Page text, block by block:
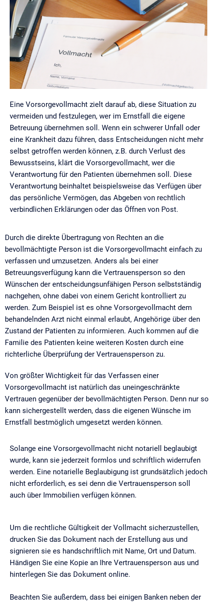
Eine Vorsorgevollmacht zielt darauf ab, diese Situation zu
vermeiden und festzulegen, wer im Ernstfall die eigene
Betreuung übernehmen soll. Wenn ein schwerer Unfall oder
eine Krankheit dazu führen, dass Entscheidungen nicht mehr
selbst getroffen werden können, z.B. durch Verlust des
Bewusstseins, klärt die Vorsorgevollmacht, wer die
Verantwortung für den Patienten übernehmen soll. Diese
Verantwortung beinhaltet beispielsweise das Verfügen über
das persönliche Vermögen, das Abgeben von rechtlich
verbindlichen Erklärungen oder das Öffnen von Post.
Durch die direkte Übertragung von Rechten an die
bevollmächtigte Person ist die Vorsorgevollmacht einfach zu
verfassen und umzusetzen. Anders als bei einer
Betreuungsverfügung kann die Vertrauensperson so den
Wünschen der entscheidungsunfähigen Person selbstständig
nachgehen, ohne dabei von einem Gericht kontrolliert zu
werden. Zum Beispiel ist es ohne Vorsorgevollmacht dem
behandelnden Arzt nicht einmal erlaubt, Angehörige über den
Zustand der Patienten zu informieren. Auch kommen auf die
Familie des Patienten keine weiteren Kosten durch eine
richterliche Überprüfung der Vertrauensperson zu.
Von größter Wichtigkeit für das Verfassen einer
Vorsorgevollmacht ist natürlich das uneingeschränkte
Vertrauen gegenüber der bevollmächtigten Person. Denn nur so
kann sichergestellt werden, dass die eigenen Wünsche im
Ernstfall bestmöglich umgesetzt werden können.
Solange eine Vorsorgevollmacht nicht notariell beglaubigt
wurde, kann sie jederzeit formlos und schriftlich widerrufen
werden. Eine notarielle Beglaubigung ist grundsätzlich jedoch
nicht erforderlich, es sei denn die Vertrauensperson soll
auch über Immobilien verfügen können.
Um die rechtliche Gültigkeit der Vollmacht sicherzustellen,
drucken Sie das Dokument nach der Erstellung aus und
signieren sie es handschriftlich mit Name, Ort und Datum.
Händigen Sie eine Kopie an Ihre Vertrauensperson aus und
hinterlegen Sie das Dokument online.
Beachten Sie außerdem, dass bei einigen Banken neben der